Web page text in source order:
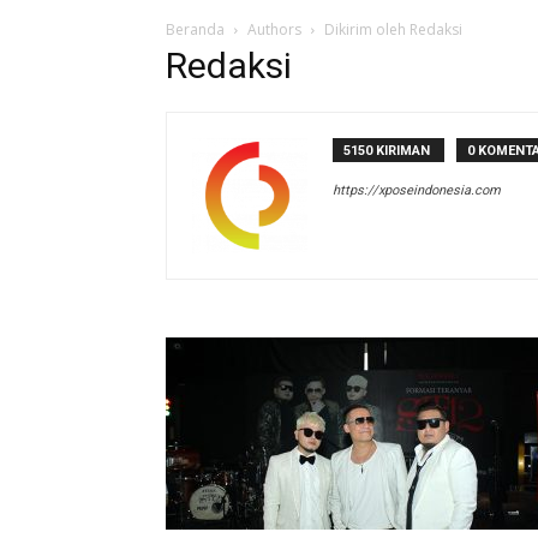
Beranda Authors Dikirim oleh Redaksi
Redaksi
5150 KIRIMAN 0
https://xposeindonesia.com